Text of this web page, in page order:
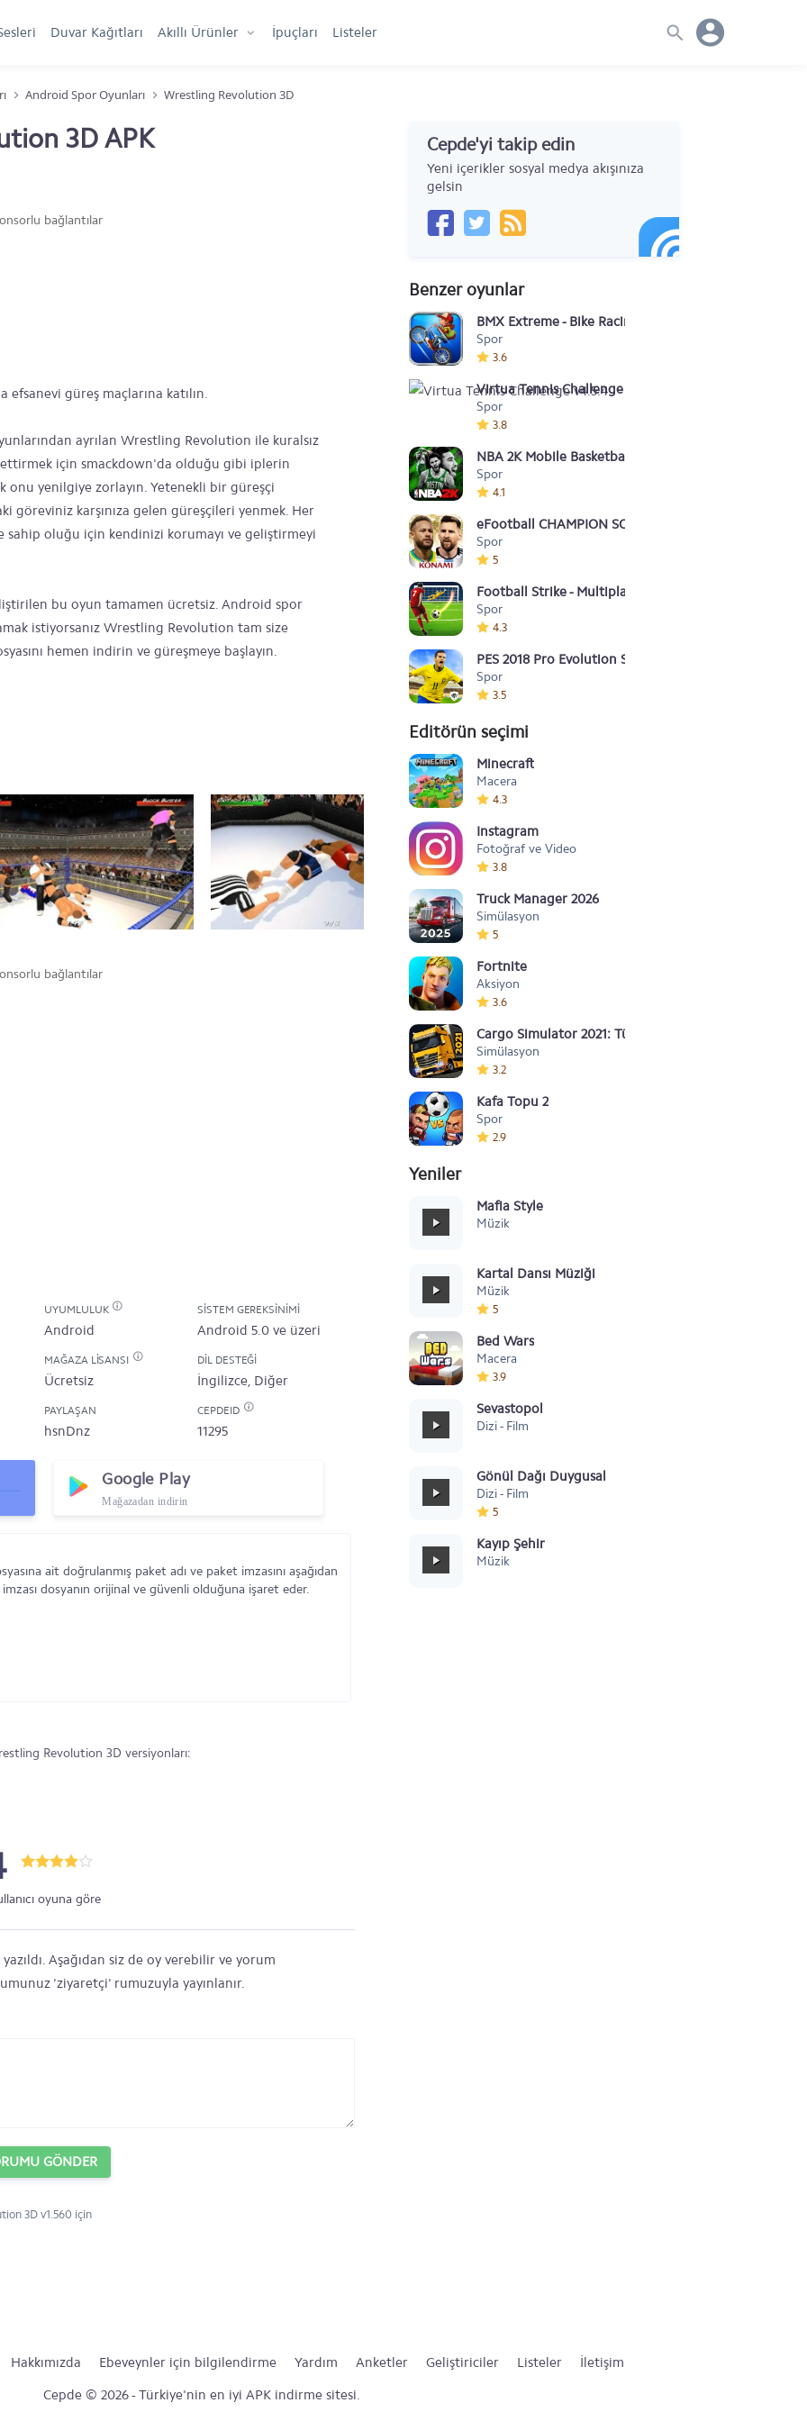
Duvar Kağıtları Akıllı Ürünler İpuçları Listeler
Android Spor Oyunları Wrestling Revolution 3D
3D APK
bağlantılar
güreş maçlarına katılın.
ayrılan Wrestling Revolution ile kuralsız
ettirmek için smackdown'da olduğu gibi iplerin
onu yenilgiye zorlayın. Yetenekli bir güreşçi
göreviniz karşınıza gelen güreşçileri yenmek. Her
sahip oluğu için kendinizi korumayı ve geliştirmeyi
bu oyun tamamen ücretsiz. Android spor
istiyorsanız Wrestling Revolution tam size
hemen indirin ve güreşmeye başlayın.
bağlantılar
UYUMLULUK
Android
SISTEM GEREKSINIMI
Android 5.0 ve üzeri
MAĞAZA LISANSI
Ücretsiz
DIL DESTEĞI
İngilizce, Diğer
PAYLAŞAN
hsnDnz
CEPDEID
11295
Google Play
Mağazadan indirin
ait doğrulanmış paket adı ve paket imzasını aşağıdan
dosyanın orijinal ve güvenli olduğuna işaret eder.
Revolution 3D versiyonları:
Cepde'yi takip edin
Yeni içerikler sosyal medya akışınıza
gelsin
Benzer oyunlar
BMX Extreme - Bike Racing
Spor
3.6
Virtua Tennis Challenge v4.5.4
Spor
3.8
NBA 2K Mobile Basketball
Spor
4.1
eFootball CHAMPION SQUADS
Spor
5
Football Strike - Multiplayer Soccer
Spor
4.3
PES 2018 Pro Evolution Soocer
Spor
3.5
Editörün seçimi
Minecraft
Macera
4.3
Instagram
Fotoğraf ve Video
3.8
Truck Manager 2026
Simülasyon
5
Fortnite
Aksiyon
3.6
Cargo Simulator 2021: Türkiye
Simülasyon
3.2
Kafa Topu 2
Spor
2.9
Yeniler
Mafia Style
Müzik
Kartal Dansı Müziği
Müzik
5
Bed Wars
Macera
3.9
Sevastopol
Dizi - Film
Gönül Dağı Duygusal
Dizi - Film
5
Kayıp Şehir
Müzik
oyuna göre
Aşağıdan siz de oy verebilir ve yorum
'ziyaretçi' rumuzuyla yayınlanır.
GÖNDER
3D v1.560 için
Hakkımızda Ebeveynler için bilgilendirme Yardım Anketler Geliştiriciler Listeler
İletişim
Cepde © 2026 - Türkiye'nin en iyi APK indirme sitesi.